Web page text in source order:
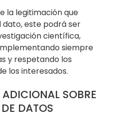
la legitimación que
este podrá ser
científica,
siempre
y respetando los
los interesados.
SOBRE
DATOS